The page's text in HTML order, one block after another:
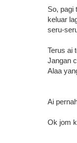
So, pagi
keluar
seru-
Terus ai
Jangan
Alaa
Ai
Ok jom